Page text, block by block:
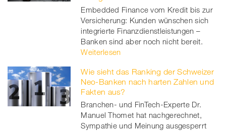
Embedded Finance vom Kredit bis zur
Versicherung: Kunden wünschen sich
integrierte Finanzdienstleistungen –
Banken sind aber noch nicht bereit.
Weiterlesen
Wie sieht das Ranking der Schweizer
Neo-Banken nach harten Zahlen und
Fakten aus?
Branchen- und FinTech-Experte Dr.
Manuel Thomet hat nachgerechnet,
Sympathie und Meinung ausgesperrt